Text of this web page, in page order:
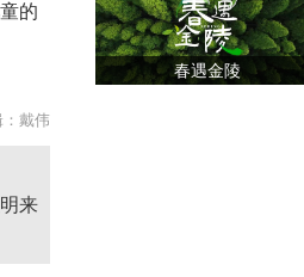
的
戴伟
来
春遇金陵